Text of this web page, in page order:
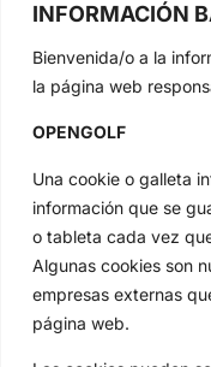
INFORMACIÓN
Bienvenida/o a la
la página web
OPENGOLF
Una cookie o galleta
información que se
o tableta cada vez
Algunas cookies son
empresas externas
página web.